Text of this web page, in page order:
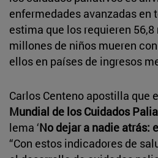
enfermedades avanzadas en
estima que los requieren
millones de niños mueren
ellos en países de ingresos
Carlos Centeno apostilla
Mundial de los Cuidados
lema ‘No dejar a nadie atrás:
“Con estos indicadores de